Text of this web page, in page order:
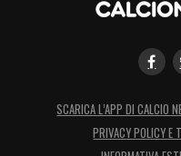
SCARICA L’APP DI CALCIO
PRIVACY POLICY E